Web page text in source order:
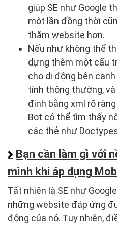
giúp SE như Google
một lần đồng thời
thăm website hơn.
Nếu như không thể
dựng thêm một cấu
cho di động bên
tính thông thường,
định bằng xml rõ
Bot có thể tìm thấy
các thẻ như
Bạn cần làm gì với
mình khi áp dụng
Tất nhiên là SE như
những website đáp ứng
động của nó. Tuy nhiên,